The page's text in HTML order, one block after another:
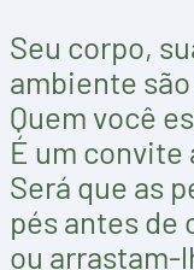
Seu corpo,
ambiente
Quem você
É um convite
Será que as
pés antes de
ou arrastam-